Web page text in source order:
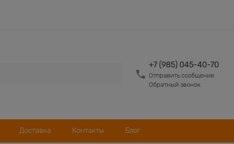
+7 (985) 045-40-70
Отправить сообщение
Обратный звонок
Доставка Контакты Блог